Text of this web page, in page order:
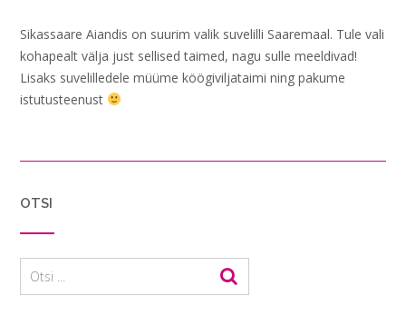
Sikassaare Aiandis on suurim valik suvelilli Saaremaal. Tule vali
kohapealt välja just sellised taimed, nagu sulle meeldivad!
Lisaks suvelilledele müüme köögiviljataimi ning pakume
istutusteenust
OTSI